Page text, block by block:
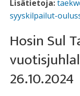
Lisätietoja:
syyskilpailut-
Hosin Sul
26.10.2024